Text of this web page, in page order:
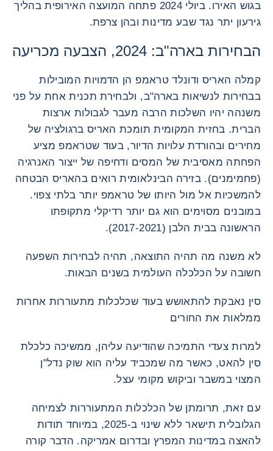
בגוש האירו. ביולי 2024 פתחה המועצה האירופית בהליך
גירעון יתר נגד שבע מדינות ובהן צרפת.
הבחירות בארה"ב: 2024, הצבעה מכריעה
קמלה האריס ודונלד טראמפ הן הדמויות המובילות
בבחירות לנשיאות בארה"ב, ולבחירת תכנית אחת על פני
משנהה יהיו השלכות הרבה מעבר לגבולות ארצות
הברית. בחזית המקומית תומכת האריס ברגולציה של
מחירים ובהורדת עלויות הדיור, בעוד שטראמפ מציע
הפחתה מאסיבית של המסים ודחיפה של ייצור האנרגיה
(פחמימנים). בזירה הבינלאומית רואים בהאריס הבטחה
להמשכיות אל מול היותו של טראמפ יותר בלתי צפוי.
במובנים מסוימים הוא גם יותר רדיקלי מתקופתו
הראשונה בבית הלבן (2017-2021).
לא משנה מה תהיה התוצאה, תהיה לבחירות השפעה
חשובה על הכלכלה העולמית בשנים הבאות.
סין נאבקת להתאושש בעוד שכלכלות מתעוררות אחרות
ממלאות את החורים
למרות צעדי התמיכה שהודיעה עליהן, ממשיכה כלכלת
סין להאט, כאשר מה שמכביד עליה הוא שוק נדל"ן
המצוי במשבר וביקוש מקומי עצל.
עם זאת, תרומתן של הכלכלות המתעוררות לצמיחה
הגלובלית תישאר ללא שינוי ב-2025, במיוחד תודות
להאצה במדינות המפרץ ובדרום אמריקה. הדבר קורה